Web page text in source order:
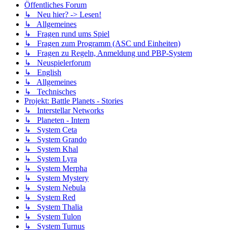
Öffentliches Forum
↳ Neu hier? -> Lesen!
↳ Allgemeines
↳ Fragen rund ums Spiel
↳ Fragen zum Programm (ASC und Einheiten)
↳ Fragen zu Regeln, Anmeldung und PBP-System
↳ Neuspielerforum
↳ English
↳ Allgemeines
↳ Technisches
Projekt: Battle Planets - Stories
↳ Interstellar Networks
↳ Planeten - Intern
↳ System Ceta
↳ System Grando
↳ System Khal
↳ System Lyra
↳ System Merpha
↳ System Mystery
↳ System Nebula
↳ System Red
↳ System Thalia
↳ System Tulon
↳ System Turnus